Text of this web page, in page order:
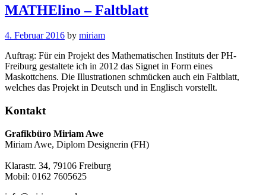
MATHElino – Faltblatt
4. Februar 2016 by miriam
Auftrag: Für ein Projekt des Mathematischen Instituts der PH-
Freiburg gestaltete ich in 2012 das Signet in Form eines
Maskottchens. Die Illustrationen schmücken auch ein Faltblatt,
welches das Projekt in Deutsch und in Englisch vorstellt.
Kontakt
Grafikbüro Miriam Awe
Miriam Awe, Diplom Designerin (FH)
Klarastr. 34, 79106 Freiburg
Mobil: 0162 7605625